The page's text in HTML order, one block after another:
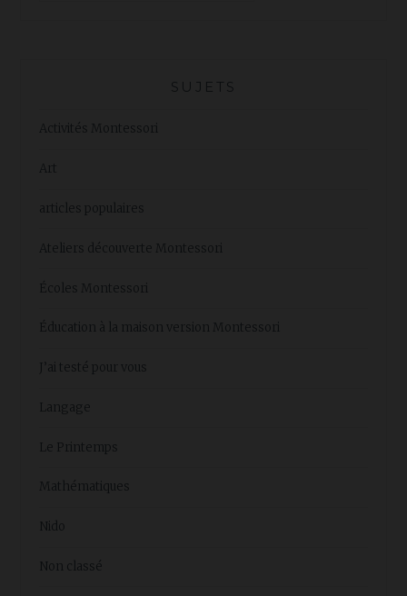
SUJETS
Activités Montessori
Art
articles populaires
Ateliers découverte Montessori
Écoles Montessori
Éducation à la maison version Montessori
J’ai testé pour vous
Langage
Le Printemps
Mathématiques
Nido
Non classé